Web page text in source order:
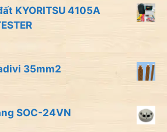
KYORITSU 4105A
35mm2
SOC-24VN